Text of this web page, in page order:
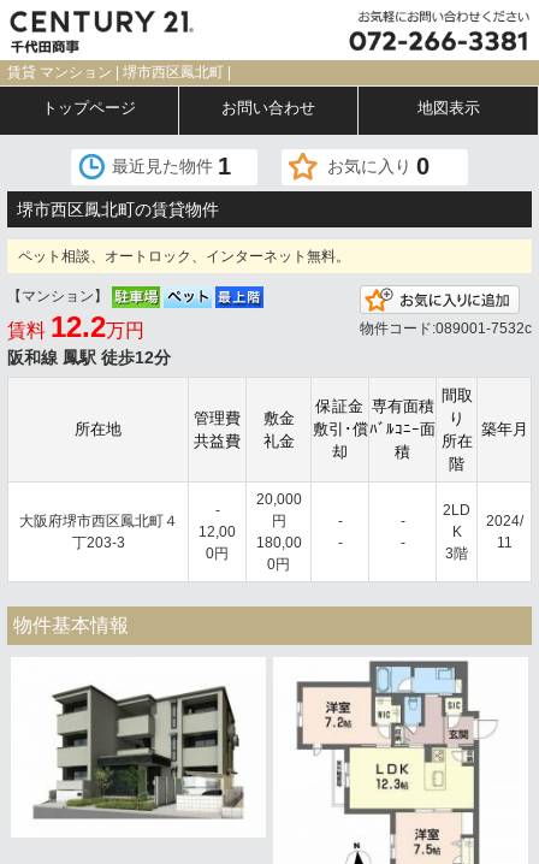
賃貸 マンション | 堺市西区鳳北町 |
トップページ お問い合わせ 地図表示
最近見た物件 1 お気に入り 0
堺市西区鳳北町の賃貸物件
ペット相談、オートロック、インターネット無料。
【マンション】
賃料 12.2万円
阪和線 鳳駅 徒歩12分
物件コード:089001-7532c
所在地
管理費
共益費
敷金
礼金
保証金
敷引･償
却
専有面積
ﾊﾞﾙｺﾆｰ面
積
間取
り
所在
階
築年月
大阪府堺市西区鳳北町４
丁203-3
-
12,00
0円
20,000
円
180,00
0円
-
-
-
-
2LD
K
3階
2024/
11
物件基本情報